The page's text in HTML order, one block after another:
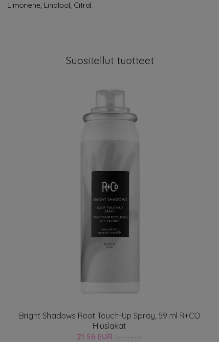
Limonene, Linalool, Citral.
Suositellut tuotteet
Bright Shadows Root Touch-Up Spray, 59 ml R+CO
Hiuslakat
21.56 EUR